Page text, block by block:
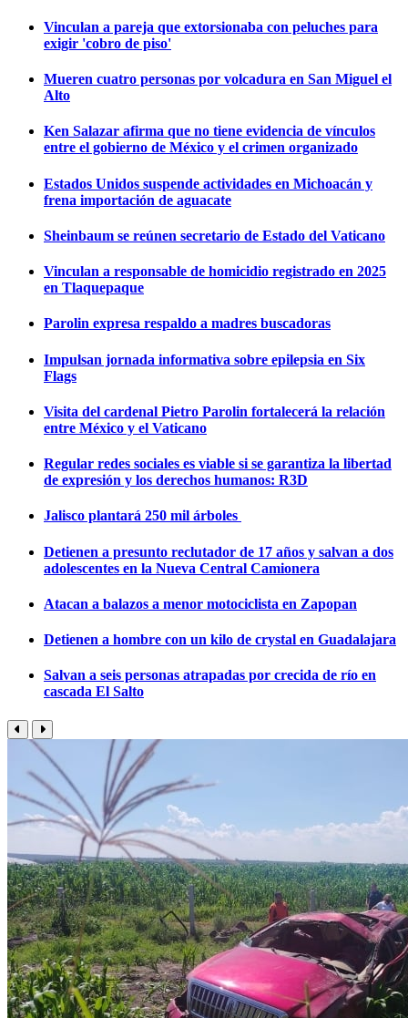
Vinculan a pareja que extorsionaba con peluches para
exigir 'cobro de piso'
Mueren cuatro personas por volcadura en San Miguel el
Alto
Ken Salazar afirma que no tiene evidencia de vínculos
entre el gobierno de México y el crimen organizado
Estados Unidos suspende actividades en Michoacán y
frena importación de aguacate
Sheinbaum se reúnen secretario de Estado del Vaticano
Vinculan a responsable de homicidio registrado en 2025
en Tlaquepaque
Parolin expresa respaldo a madres buscadoras
Impulsan jornada informativa sobre epilepsia en Six
Flags
Visita del cardenal Pietro Parolin fortalecerá la relación
entre México y el Vaticano
Regular redes sociales es viable si se garantiza la libertad
de expresión y los derechos humanos: R3D
Jalisco plantará 250 mil árboles
Detienen a presunto reclutador de 17 años y salvan a dos
adolescentes en la Nueva Central Camionera
Atacan a balazos a menor motociclista en Zapopan
Detienen a hombre con un kilo de crystal en Guadalajara
Salvan a seis personas atrapadas por crecida de río en
cascada El Salto